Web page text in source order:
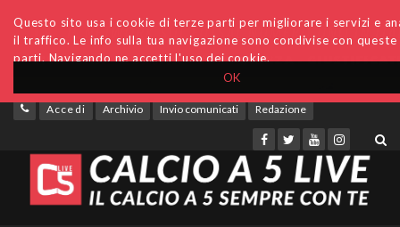
OK
Questo sito usa i cookie di terze parti per migliorare i servizi e
il traffico. Le info sulla tua navigazione sono condivise con
parti. Navigando ne accetti l'uso dei cookie.
Accedi Archivio Invio comunicati Redazione